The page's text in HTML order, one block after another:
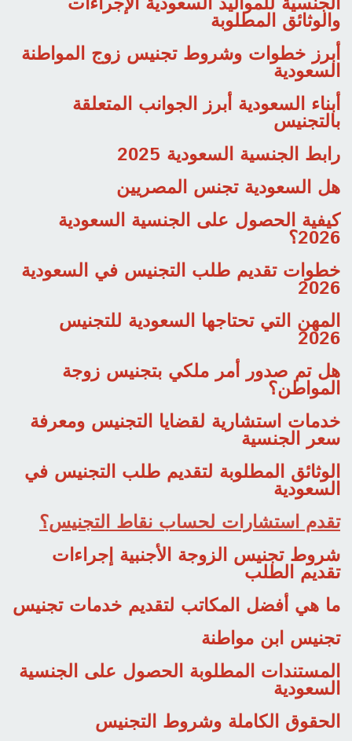
والوثائق المطلوبة
أبرز خطوات وشروط تجنيس زوج المواطنة
السعودية
أبناء السعودية أبرز الجوانب المتعلقة
بالتجنيس
رابط الجنسية السعودية 2025
هل السعودية تجنس المصريين
كيفية الحصول على الجنسية السعودية
2026؟
خطوات تقديم طلب التجنيس في السعودية
2026
المهن التي تحتاجها السعودية للتجنيس
2026
هل تم صدور أمر ملكي بتجنيس زوجة
المواطن؟
خدمات استشارية لقضايا التجنيس ومعرفة
سعر الجنسية
الوثائق المطلوبة لتقديم طلب التجنيس في
السعودية
تقدم استشارات لحساب نقاط التجنيس؟
شروط تجنيس الزوجة الأجنبية إجراءات
تقديم الطلب
ما هي أفضل المكاتب لتقديم خدمات تجنيس
تجنيس ابن مواطنة
المستندات المطلوبة الحصول على الجنسية
السعودية
الحقوق الكاملة وشروط التجنيس